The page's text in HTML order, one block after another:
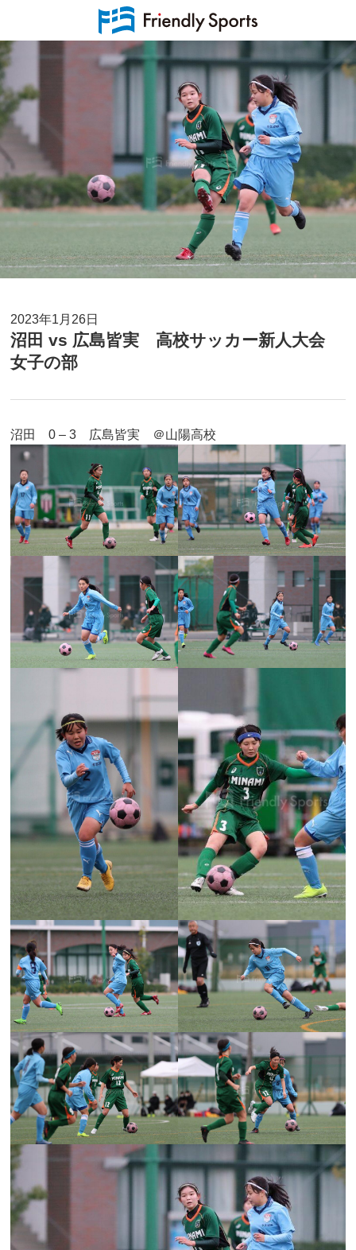
2023年1月26日
沼田 vs 広島皆実 高校サッカー新人大会
女子の部
沼田 0 – 3 広島皆実 ＠山陽高校